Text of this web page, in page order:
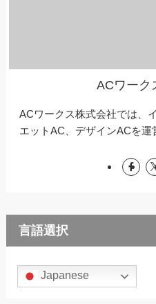
ACワーク
ACワークス株式会社では、
エットAC、デザインACを運
言語選択
Japanese